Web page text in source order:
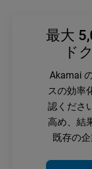
最大
ド
Akamai
スの効率
認くださ
高め、結
既存の